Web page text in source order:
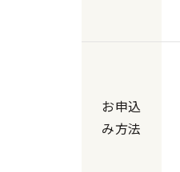
お申込
み方法